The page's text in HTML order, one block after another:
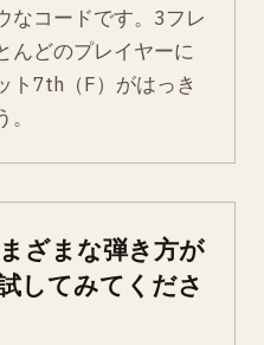
なコードです。3フレ
んどのプレイヤーに
ト7th（F）がはっき
ざまな弾き方が
してみてくださ